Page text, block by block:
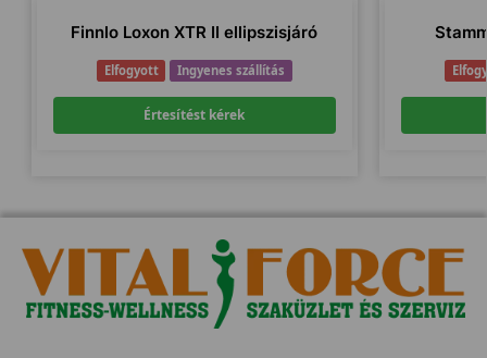
Finnlo Loxon XTR II ellipszisjáró
Elfogyott Ingyenes szállítás
Értesítést kérek